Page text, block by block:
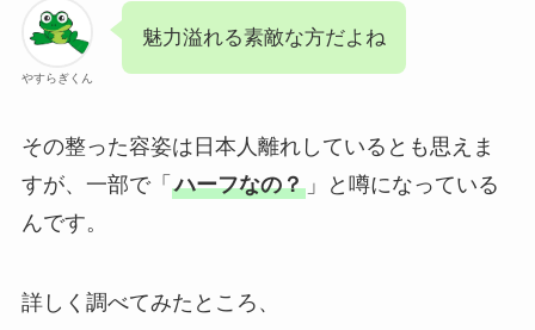
やすらぎくん
魅力溢れる素敵な方だよね
その整った容姿は日本人離れしているとも思えま
すが、一部で「 ハーフなの？」と噂になっている
んです。
詳しく調べてみたところ、